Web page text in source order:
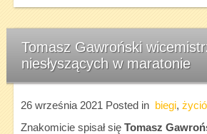
Tomasz Gawroński
niesłyszących w maratonie
26 września 2021 Posted in biegi,
Znakomicie spisał się Tomasz